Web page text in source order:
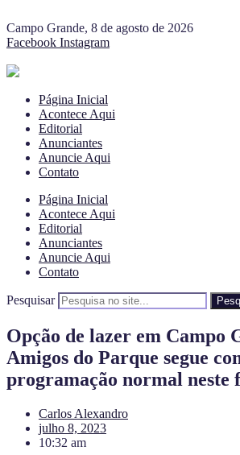
Campo Grande, 8 de agosto de 2026
Facebook Instagram
Página Inicial
Acontece Aqui
Editorial
Anunciantes
Anuncie Aqui
Contato
Página Inicial
Acontece Aqui
Editorial
Anunciantes
Anuncie Aqui
Contato
Pesquisar
Opção de lazer em Campo
Amigos do Parque segue
programação normal neste
Carlos Alexandro
julho 8, 2023
10:32 am